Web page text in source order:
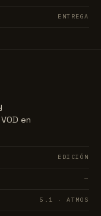
ENTREGA
en
EDICIÓN
—
5.1 · ATMOS